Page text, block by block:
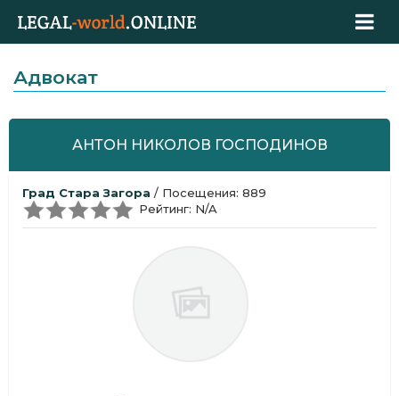
Адвокат
АНТОН НИКОЛОВ ГОСПОДИНОВ
Град Стара Загора / Посещения: 889
Рейтинг: N/A